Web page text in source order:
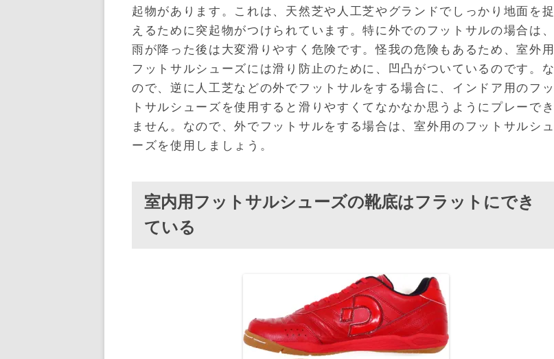
起物があります。これは、天然芝や人工芝やグランドでしっかり地面を捉
えるために突起物がつけられています。特に外でのフットサルの場合は、
雨が降った後は大変滑りやすく危険です。怪我の危険もあるため、室外用
フットサルシューズには滑り防止のために、凹凸がついているのです。な
ので、逆に人工芝などの外でフットサルをする場合に、インドア用のフッ
トサルシューズを使用すると滑りやすくてなかなか思うようにプレーでき
ません。なので、外でフットサルをする場合は、室外用のフットサルシュ
ーズを使用しましょう。
室内用フットサルシューズの靴底はフラットにでき
ている